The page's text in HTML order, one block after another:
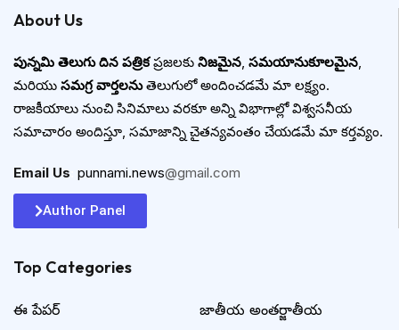
About Us
పున్నమి తెలుగు దిన పత్రికప్రజలకు నిజమైన, సమయానుకూలమైన,
మరియు సమగ్ర వార్తలనుతెలుగులో అందించడమే మా లక్ష్యం.
రాజకీయాలు నుంచి సినిమాలు వరకూ అన్ని విభాగాల్లో విశ్వసనీయ
సమాచారం అందిస్తూ, సమాజాన్ని చైతన్యవంతం చేయడమే మా కర్తవ్యం.
Email Us punnami.news@gmail.com
Author Panel
Top Categories​
ఈ పేపర్ జాతీయ అంతర్జాతీయ